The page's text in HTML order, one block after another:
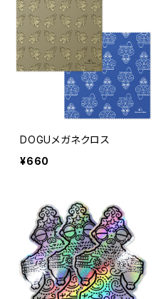
DOGUメガネクロス
¥660